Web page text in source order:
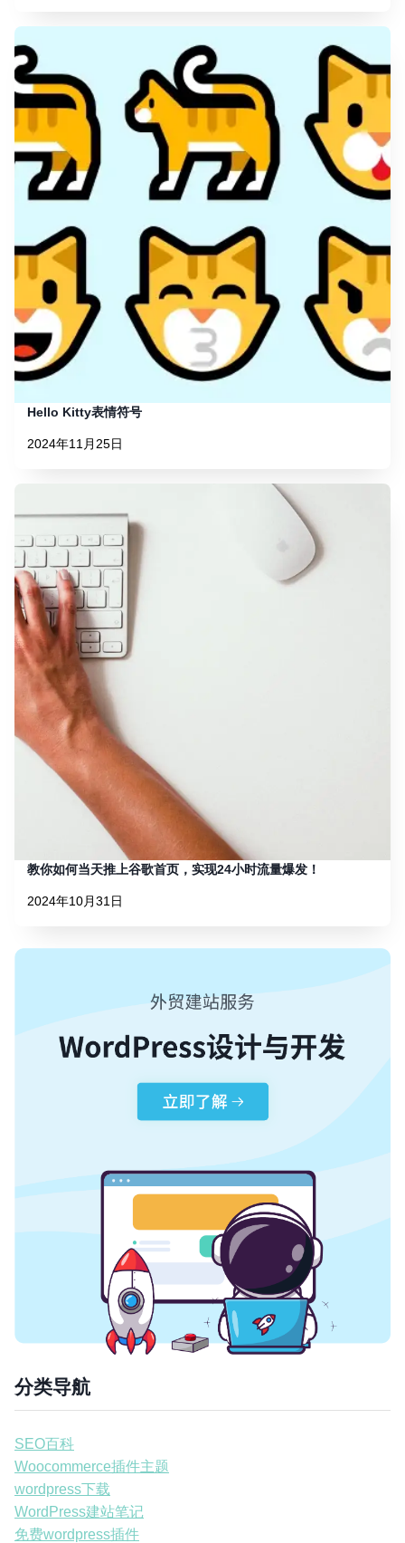
Hello Kitty表情符号
2024年11月25日
教你如何当天推上谷歌首页，实现24小时流量爆发！
2024年10月31日
分类导航
SEO百科
Woocommerce插件主题
wordpress下载
WordPress建站笔记
免费wordpress插件